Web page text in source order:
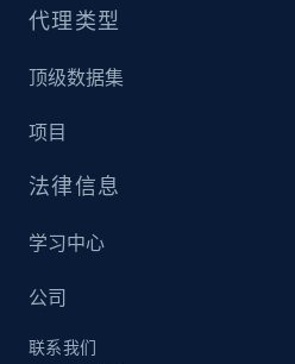
Video length, Likes, Views,
8.1K+
Youtube - Videos posts -
Video length, Likes, Views,
8.1K+
代理类型
顶级数据集
项目
法律信息
学习中心
公司
联系我们